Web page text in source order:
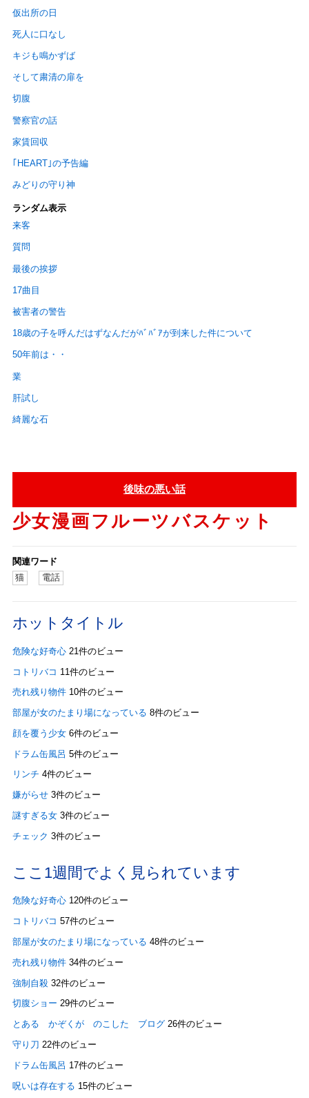
仮出所の日
死人に口なし
キジも鳴かずば
そして粛清の扉を
切腹
警察官の話
家賃回収
｢HEART｣の予告編
みどりの守り神
ランダム表示
来客
質問
最後の挨拶
17曲目
被害者の警告
18歳の子を呼んだはずなんだがﾊﾞﾊﾞｱが到来した件について
50年前は・・
業
肝試し
綺麗な石
後味の悪い話
少女漫画フルーツバスケット
関連ワード
猫
電話
ホットタイトル
危険な好奇心 21件のビュー
コトリバコ 11件のビュー
売れ残り物件 10件のビュー
部屋が女のたまり場になっている 8件のビュー
顔を覆う少女 6件のビュー
ドラム缶風呂 5件のビュー
リンチ 4件のビュー
嫌がらせ 3件のビュー
謎すぎる女 3件のビュー
チェック 3件のビュー
ここ1週間でよく見られています
危険な好奇心 120件のビュー
コトリバコ 57件のビュー
部屋が女のたまり場になっている 48件のビュー
売れ残り物件 34件のビュー
強制自殺 32件のビュー
切腹ショー 29件のビュー
とある かぞくが のこした ブログ 26件のビュー
守り刀 22件のビュー
ドラム缶風呂 17件のビュー
呪いは存在する 15件のビュー